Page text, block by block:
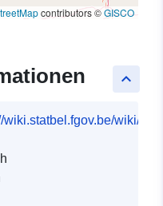
contributors ©GISCO
keyboard_arrow_up
wiki.statbel.fgov.be/wiki/